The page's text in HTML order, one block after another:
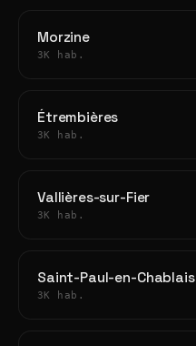
Morzine
3K hab.
Étrembières
3K hab.
Vallières-sur-Fier
3K hab.
Saint-Paul-en-Chablais
3K hab.